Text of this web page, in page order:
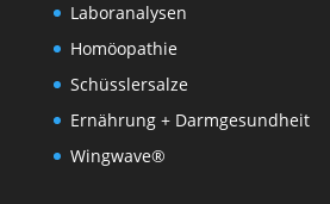
Laboranalysen
Homöopathie
Schüsslersalze
Ernährung + Darmgesundheit
Wingwave®